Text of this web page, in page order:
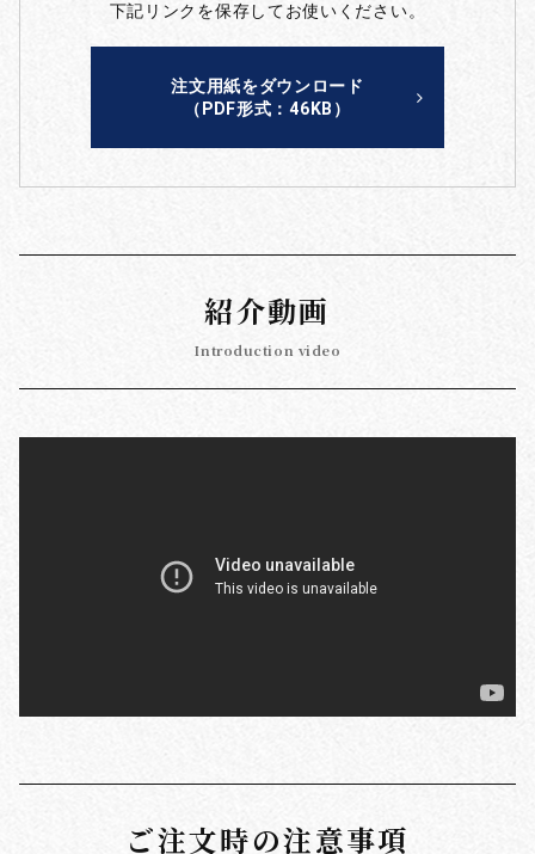
下記リンクを保存してお使いください。
注文用紙をダウンロード
（PDF形式：46KB）
紹介動画
Introduction video
ご注文時の注意事項